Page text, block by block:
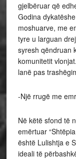
gjelbëruar që
Godina
moshuarve, me
tyre u larguan
syresh qëndruan
komunitetit
lanë pas
-Një rrugë me
Në këtë sfond të
emërtuar
është Lulishtja e
ideali të